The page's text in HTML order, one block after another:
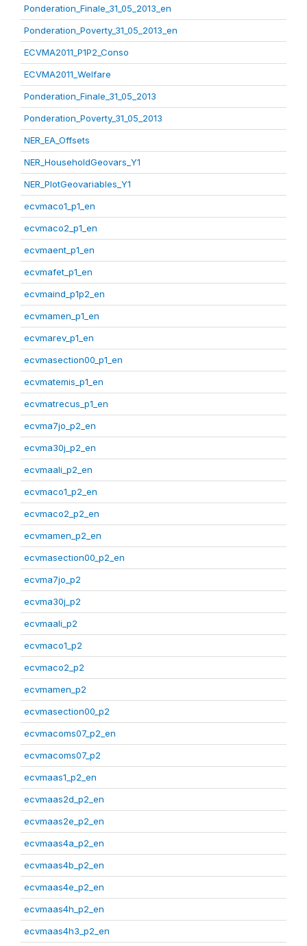
Ponderation_Finale_31_05_2013_en
Ponderation_Poverty_31_05_2013_en
ECVMA2011_P1P2_Conso
ECVMA2011_Welfare
Ponderation_Finale_31_05_2013
Ponderation_Poverty_31_05_2013
NER_EA_Offsets
NER_HouseholdGeovars_Y1
NER_PlotGeovariables_Y1
ecvmaco1_p1_en
ecvmaco2_p1_en
ecvmaent_p1_en
ecvmafet_p1_en
ecvmaind_p1p2_en
ecvmamen_p1_en
ecvmarev_p1_en
ecvmasection00_p1_en
ecvmatemis_p1_en
ecvmatrecus_p1_en
ecvma7jo_p2_en
ecvma30j_p2_en
ecvmaali_p2_en
ecvmaco1_p2_en
ecvmaco2_p2_en
ecvmamen_p2_en
ecvmasection00_p2_en
ecvma7jo_p2
ecvma30j_p2
ecvmaali_p2
ecvmaco1_p2
ecvmaco2_p2
ecvmamen_p2
ecvmasection00_p2
ecvmacoms07_p2_en
ecvmacoms07_p2
ecvmaas1_p2_en
ecvmaas2d_p2_en
ecvmaas2e_p2_en
ecvmaas4a_p2_en
ecvmaas4b_p2_en
ecvmaas4e_p2_en
ecvmaas4h_p2_en
ecvmaas4h3_p2_en